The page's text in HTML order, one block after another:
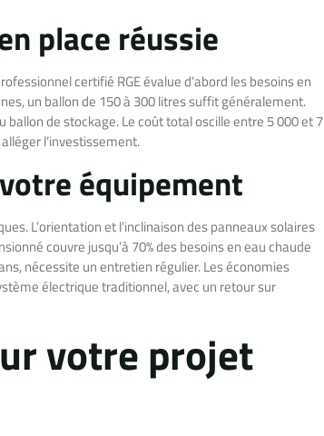
place réussie
certifié RGE évalue d’abord les besoins en
un ballon de 150 à 300 litres suffit généralement.
de stockage. Le coût total oscille entre 5 000 et 7
l’investissement.
équipement
L’orientation et l’inclinaison des panneaux solaires
couvre jusqu’à 70% des besoins en eau chaude
nécessite un entretien régulier. Les économies
électrique traditionnel, avec un retour sur
votre projet